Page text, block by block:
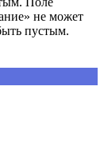
не может
пустым.